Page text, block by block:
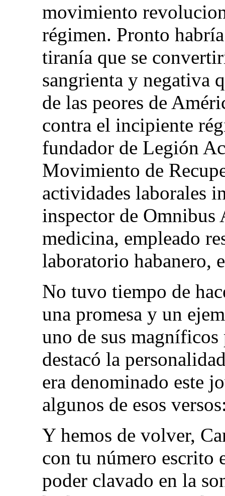
movimiento
régimen. Pronto
tiranía que se
sangrienta y negativa
de las peores de
contra el incipiente
fundador de Legión
Movimiento de
actividades laborales
inspector de
medicina, empleado
laboratorio habanero,
No tuvo tiempo de
una promesa y un
uno de sus
destacó la
era denominado este
algunos de esos
Y hemos de volver,
con tu número escrito
poder clavado en la